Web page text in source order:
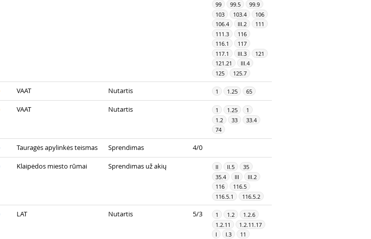
99
99.5
99.9
103
103.4
106
106.4
III.2
111
111.3
116
116.1
117
117.1
III.3
121
121.21
III.4
125
125.7
VAAT Nutartis 1 1.25 65
VAAT Nutartis 1 1.25
1
1.2
33
33.4
74
Tauragės apylinkės teismas Sprendimas 4/0
Klaipėdos miesto rūmai Sprendimas už akių II II.5
35
35.4
III
III.2
116
116.5
116.5.1
116.5.2
LAT Nutartis 5/3 1 1.2
1.2.6
1.2.11
1.2.11.17
I
I.3
11